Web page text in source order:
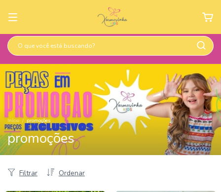
Início / promoções
promoções
Ordenar
Filtrar